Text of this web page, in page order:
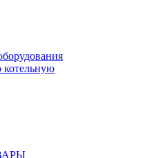
котельную